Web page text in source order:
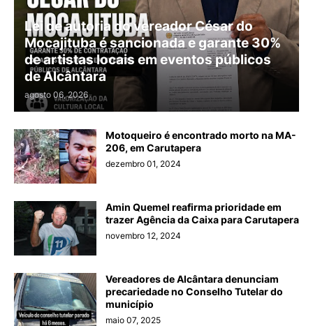
Lei de autoria do vereador César do
Mocajituba é sancionada e garante 30%
de artistas locais em eventos públicos
de Alcântara
agosto 06, 2026
Motoqueiro é encontrado morto na MA-
206, em Carutapera
dezembro 01, 2024
Amin Quemel reafirma prioridade em
trazer Agência da Caixa para Carutapera
novembro 12, 2024
Vereadores de Alcântara denunciam
precariedade no Conselho Tutelar do
município
maio 07, 2025